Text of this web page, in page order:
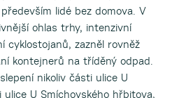
lidé bez domova. V
ohlas trhy, intenzivní
cyklostojanů, zazněl rovněž
kontejnerů na tříděný odpad.
nikoliv části ulice U
ulice U Smíchovského hřbitova,